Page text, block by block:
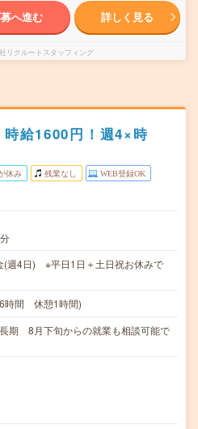
へ進む 詳しく見る
リクルートスタッフィング
時給1600円！週4×時
休み 残業なし WEB登録OK
(週4日) ※平日1日＋土日祝お休みで
時間 休憩1時間)
期 8月下旬からの就業も相談可能で